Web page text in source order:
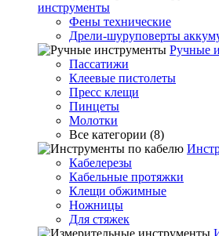
инструменты
Фены технические
Дрели-шуруповерты
Ручные
Пассатижи
Клеевые пистолеты
Пресс клещи
Пинцеты
Молотки
Все категории (8)
Кабелерезы
Кабельные протяжки
Клещи обжимные
Ножницы
Для стяжек